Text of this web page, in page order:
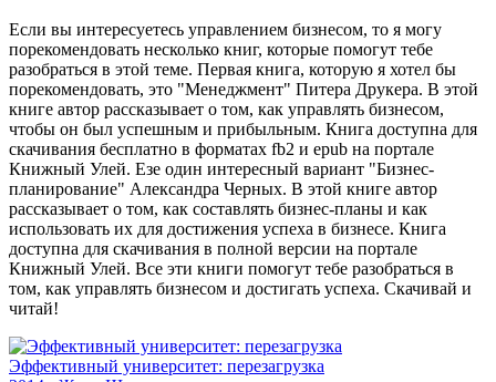
Если вы интересуетесь управлением бизнесом, то я могу
порекомендовать несколько книг, которые помогут тебе
разобраться в этой теме. Первая книга, которую я хотел бы
порекомендовать, это "Менеджмент" Питера Друкера. В этой
книге автор рассказывает о том, как управлять бизнесом,
чтобы он был успешным и прибыльным. Книга доступна для
скачивания бесплатно в форматах fb2 и epub на портале
Книжный Улей. Езе один интересный вариант "Бизнес-
планирование" Александра Черных. В этой книге автор
рассказывает о том, как составлять бизнес-планы и как
использовать их для достижения успеха в бизнесе. Книга
доступна для скачивания в полной версии на портале
Книжный Улей. Все эти книги помогут тебе разобраться в
том, как управлять бизнесом и достигать успеха. Скачивай и
читай!
Эффективный университет: перезагрузка